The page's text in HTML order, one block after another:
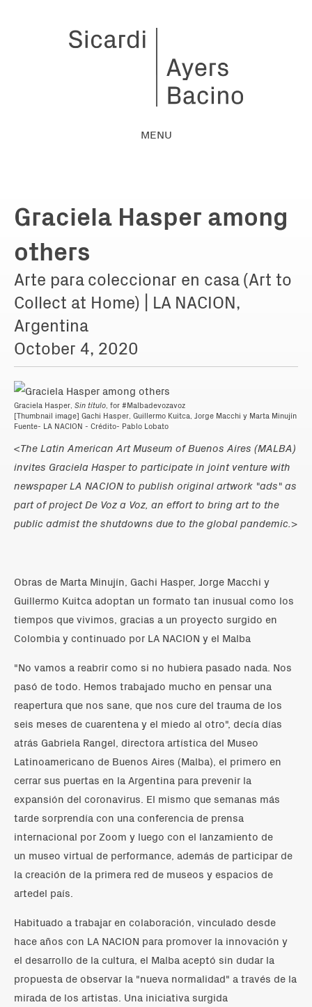
MENU
Graciela Hasper among
others
Arte para coleccionar en casa (Art to
Collect at Home) | LA NACION,
Argentina
October 4, 2020
Graciela Hasper, Sin título , for #Malbadevozavoz
[Thumbnail image] Gachi Hasper, Guillermo Kuitca, Jorge Macchi y Marta Minujín
Fuente- LA NACION - Crédito- Pablo Lobato
<The Latin American Art Museum of Buenos Aires (MALBA)
invites Graciela Hasper to participate in joint venture with
newspaper LA NACION to publish original artwork "ads" as
part of project De Voz a Voz, an effort to bring art to the
public admist the shutdowns due to the global pandemic.>
Obras de Marta Minujín, Gachi Hasper, Jorge Macchi y
Guillermo Kuitca adoptan un formato tan inusual como los
tiempos que vivimos, gracias a un proyecto surgido en
Colombia y continuado por LA NACION y el Malba
"No vamos a reabrir como si no hubiera pasado nada. Nos
pasó de todo. Hemos trabajado mucho en pensar una
reapertura que nos sane, que nos cure del trauma de los
seis meses de cuarentena y el miedo al otro", decía días
atrás Gabriela Rangel, directora artística del Museo
Latinoamericano de Buenos Aires (Malba), el primero en
cerrar sus puertas en la Argentina para prevenir la
expansión del coronavirus. El mismo que semanas más
tarde sorprendía con una conferencia de prensa
internacional por Zoom y luego con el lanzamiento de
un museo virtual de performance, además de participar de
la creación de la primera red de museos y espacios de
artedel país.
Habituado a trabajar en colaboración, vinculado desde
hace años con LA NACION para promover la innovación y
el desarrollo de la cultura, el Malba aceptó sin dudar la
propuesta de observar la "nueva normalidad" a través de la
mirada de los artistas. Una iniciativa surgida